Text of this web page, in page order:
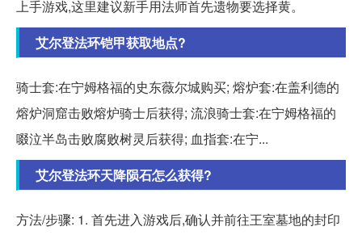
上手游戏,这里建议新手用法师首先遗物要选择黄。
艾尔登法环铠甲获取地点?
骑士套:在宁姆格福的史东薇尔城购买; 熔炉套:在盖利德的
熔炉洞窟击败熔炉骑士后获得; 流浪骑士套:在宁姆格福的
啜泣半岛击败腐败树灵后获得; 血指套:在宁...
艾尔登法环天降陨石怎么获得?
方法/步骤: 1. 首先进入游戏后,确认并前往王室墓地的封印